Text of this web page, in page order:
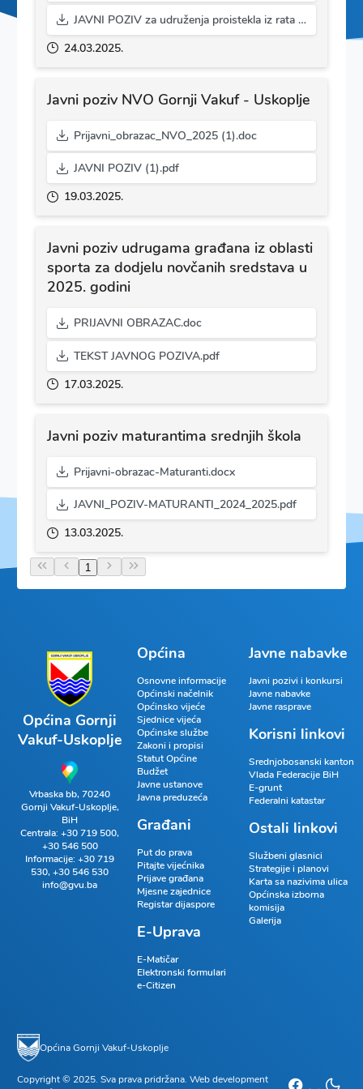
JAVNI POZIV za udruženja proistekla iz rata 2025 (1).pdf
24.03.2025.
Javni poziv NVO Gornji Vakuf - Uskoplje
Prijavni_obrazac_NVO_2025 (1).doc
JAVNI POZIV (1).pdf
19.03.2025.
Javni poziv udrugama građana iz oblasti
sporta za dodjelu novčanih sredstava u
2025. godini
PRIJAVNI OBRAZAC.doc
TEKST JAVNOG POZIVA.pdf
17.03.2025.
Javni poziv maturantima srednjih škola
Prijavni-obrazac-Maturanti.docx
JAVNI_POZIV-MATURANTI_2024_2025.pdf
13.03.2025.
1
Općina Gornji
Vakuf-Uskoplje
Vrbaska bb, 70240
Gornji Vakuf-Uskoplje,
BiH
Centrala:+30 719 500,
+30 546 500
Informacije:+30 719
530,+30 546 530
info@gvu.ba
Općina
Osnovne informacije
Općinski načelnik
Općinsko vijeće
Sjednice vijeća
Općinske službe
Zakoni i propisi
Statut Općine
Budžet
Javne ustanove
Javna preduzeća
Građani
Put do prava
Pitajte vijećnika
Prijave građana
Mjesne zajednice
Registar dijaspore
E-Uprava
E-Matičar
Elektronski formulari
e-Citizen
Javne nabavke
Javni pozivi i konkursi
Javne nabavke
Javne rasprave
Korisni linkovi
Srednjobosanski kanton
Vlada Federacije BiH
E-grunt
Federalni katastar
Ostali linkovi
Službeni glasnici
Strategije i planovi
Karta sa nazivima ulica
Općinska izborna
komisija
Galerija
Općina Gornji Vakuf-Uskoplje
Copyright © 2025. Sva prava pridržana. Web development